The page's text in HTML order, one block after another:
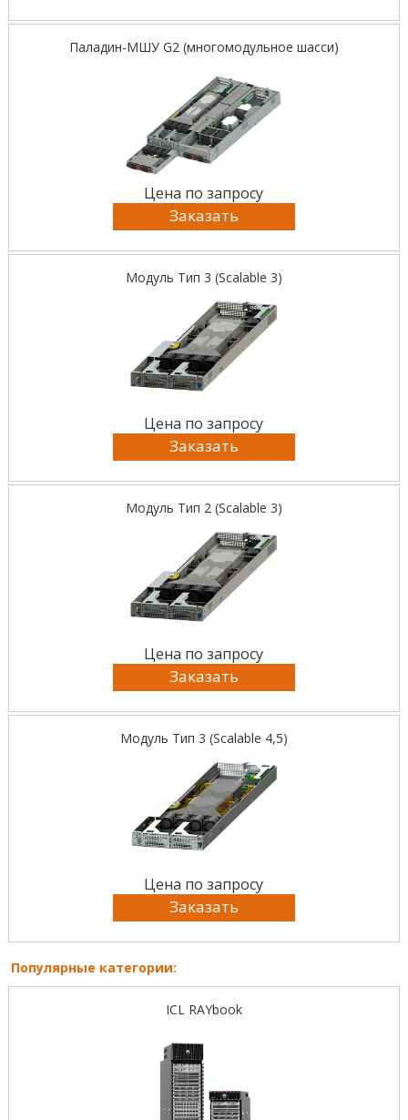
Паладин-МШУ G2 (многомодульное шасси)
Цена по запросу
Заказать
Модуль Тип 3 (Scalable 3)
Цена по запросу
Заказать
Модуль Тип 2 (Scalable 3)
Цена по запросу
Заказать
Модуль Тип 3 (Scalable 4,5)
Цена по запросу
Заказать
Популярные категории:
ICL RAYbook